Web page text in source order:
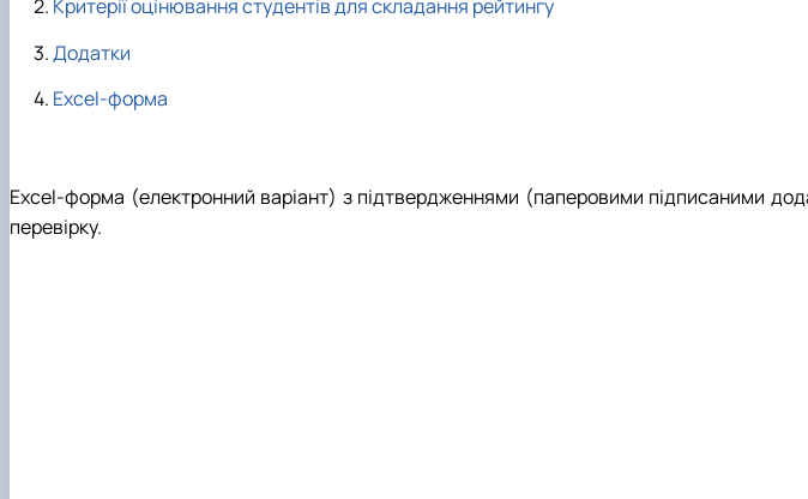
Критерії оцінювання студентів для складання рейтингу
Додатки
Excel-форма
Excel-форма (електронний варіант) з підтвердженнями (паперовими підписаними
перевірку.